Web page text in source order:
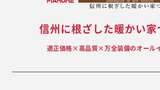
信州に根ざした暖かい家
適正価格×高品質×万全装備のオール